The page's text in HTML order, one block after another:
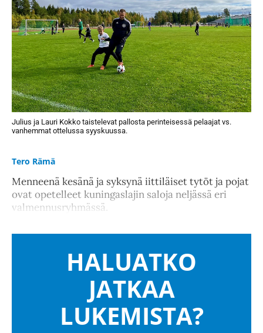
Julius ja Lauri Kokko taistelevat pallosta perinteisessä pelaajat vs.
vanhemmat ottelussa syyskuussa.
Tero Rämä
Menneenä kesänä ja syksynä iittiläiset tytöt ja pojat
ovat opetelleet kuningaslajin saloja neljässä eri
valmennusryhmässä.
HALUATKO
JATKAA
LUKEMISTA?